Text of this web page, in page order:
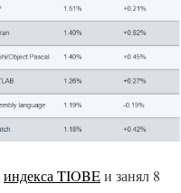
индекса TIOBEи занял 8